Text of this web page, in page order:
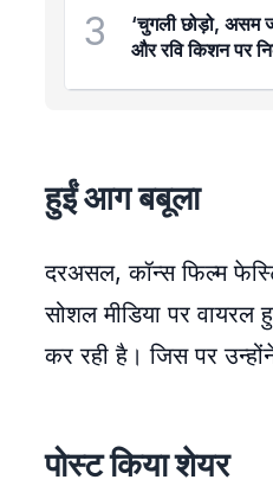
3
‘चुगली छोड़ो, असम
और रवि किशन पर
हुईं आग बबूला
दरअसल, कॉन्स फिल्म
सोशल मीडिया पर वायरल
कर रही है। जिस पर
पोस्ट किया शेयर